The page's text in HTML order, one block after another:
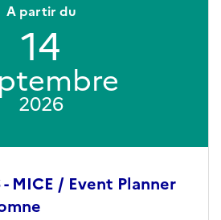
MICE / Event Planner
A partir du
14
2026